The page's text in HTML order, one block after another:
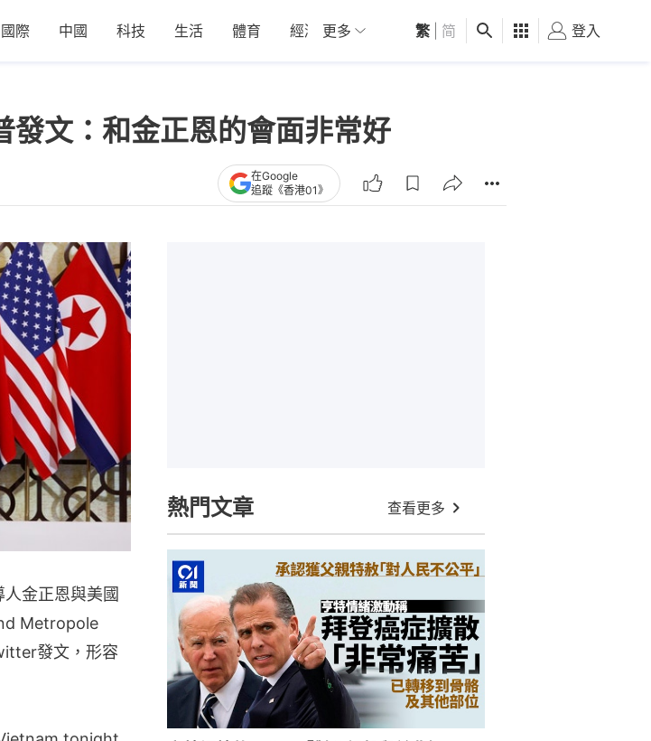
國際 中國 科技 生活 體育 經濟 01深圳 觀點 健康 好食玩飛
更多 繁 简 登入
發文：和金正恩的會面非常好
在Google
追蹤《香港01》
金正恩與美國
Metropole
發文，形容
熱門文章 查看更多